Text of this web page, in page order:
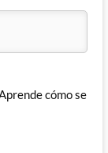
cómo se